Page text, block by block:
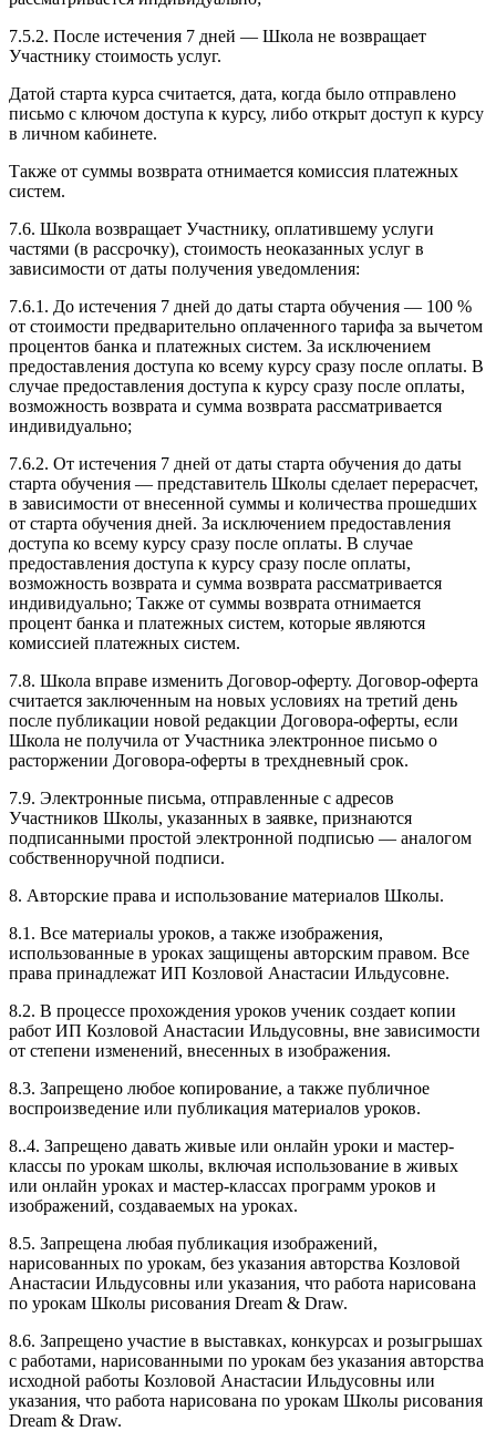
7.5.2. После истечения 7 дней — Школа не возвращает
Участнику стоимость услуг.
Датой старта курса считается, дата, когда было отправлено
письмо с ключом доступа к курсу, либо открыт доступ к курсу
в личном кабинете.
Также от суммы возврата отнимается комиссия платежных
систем.
7.6. Школа возвращает Участнику, оплатившему услуги
частями (в рассрочку), стоимость неоказанных услуг в
зависимости от даты получения уведомления:
7.6.1. До истечения 7 дней до даты старта обучения — 100 %
от стоимости предварительно оплаченного тарифа за вычетом
процентов банка и платежных систем. За исключением
предоставления доступа ко всему курсу сразу после оплаты. В
случае предоставления доступа к курсу сразу после оплаты,
возможность возврата и сумма возврата рассматривается
индивидуально;
7.6.2. От истечения 7 дней от даты старта обучения до даты
старта обучения — представитель Школы сделает перерасчет,
в зависимости от внесенной суммы и количества прошедших
от старта обучения дней. За исключением предоставления
доступа ко всему курсу сразу после оплаты. В случае
предоставления доступа к курсу сразу после оплаты,
возможность возврата и сумма возврата рассматривается
индивидуально; Также от суммы возврата отнимается
процент банка и платежных систем, которые являются
комиссией платежных систем.
7.8. Школа вправе изменить Договор-оферту. Договор-оферта
считается заключенным на новых условиях на третий день
после публикации новой редакции Договора-оферты, если
Школа не получила от Участника электронное письмо о
расторжении Договора-оферты в трехдневный срок.
7.9. Электронные письма, отправленные с адресов
Участников Школы, указанных в заявке, признаются
подписанными простой электронной подписью — аналогом
собственноручной подписи.
8. Авторские права и использование материалов Школы.
8.1. Все материалы уроков, а также изображения,
использованные в уроках защищены авторским правом. Все
права принадлежат ИП Козловой Анастасии Ильдусовне.
8.2. В процессе прохождения уроков ученик создает копии
работ ИП Козловой Анастасии Ильдусовны, вне зависимости
от степени изменений, внесенных в изображения.
8.3. Запрещено любое копирование, а также публичное
воспроизведение или публикация материалов уроков.
8..4. Запрещено давать живые или онлайн уроки и мастер-
классы по урокам школы, включая использование в живых
или онлайн уроках и мастер-классах программ уроков и
изображений, создаваемых на уроках.
8.5. Запрещена любая публикация изображений,
нарисованных по урокам, без указания авторства Козловой
Анастасии Ильдусовны или указания, что работа нарисована
по урокам Школы рисования Dream & Draw.
8.6. Запрещено участие в выставках, конкурсах и розыгрышах
с работами, нарисованными по урокам без указания авторства
исходной работы Козловой Анастасии Ильдусовны или
указания, что работа нарисована по урокам Школы рисования
Dream & Draw.